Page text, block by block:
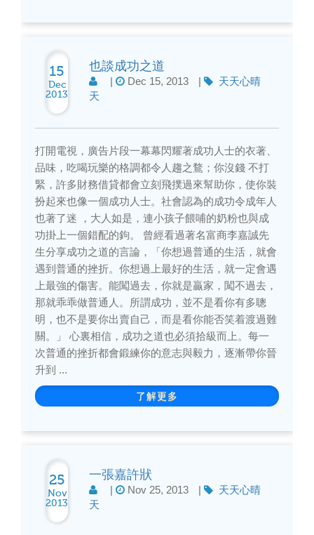
15
Dec
2013
也談成功之道
| Dec 15, 2013 |
天天心晴
天
打開電視，廣告片段一幕幕閃耀著成功人士的衣著、
品味，吃喝玩樂的格調都令人趨之鶩；你沒錢 不打
緊，許多財務借貸都會立刻飛撲過來幫助你，使你裝
扮起來也像一個成功人士。社會認為的成功令成年人
也著了迷 ，大人如是，連小孩子餵哺的奶粉也與成
功掛上一個錯配的鉤。 曾經看過著名富商李嘉誠先
生分享成功之道的言論，「你想過普通的生活，就會
遇到普通的挫折。你想過上最好的生活，就一定會遇
上最強的傷害。能闖過去，你就是贏家，闖不過去，
那就乖乖做普通人。所謂成功，並不是看你有多聰
明，也不是要你出賣自己，而是看你能否笑着渡過難
關。」 心裏相信，成功之道也必須拾級而上。每一
次普通的挫折都會鍛練你的意志與毅力，逐漸帶你晉
升到 ...
了解更多
25
Nov
2013
一張嘉許狀
| Nov 25, 2013 |
天天心晴
天